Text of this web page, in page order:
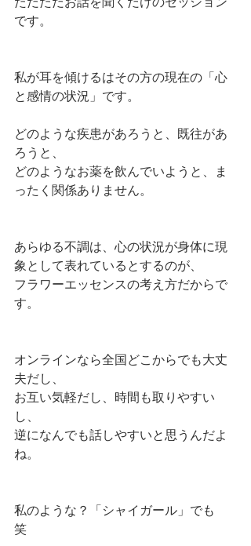
です。
私が耳を傾けるはその方の現在の「心
と感情の状況」です。
どのような疾患があろうと、既往があ
ろうと、
どのようなお薬を飲んでいようと、ま
ったく関係ありません。
あらゆる不調は、心の状況が身体に現
象として表れているとするのが、
フラワーエッセンスの考え方だからで
す。
オンラインなら全国どこからでも大丈
夫だし、
お互い気軽だし、時間も取りやすい
し、
逆になんでも話しやすいと思うんだよ
ね。
私のような？「シャイガール」でも
笑